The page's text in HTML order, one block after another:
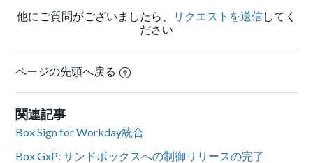
他にご質問がございましたら、 リクエストを送信してく
ださい
ページの先頭へ戻る
関連記事
Box Sign for Workday統合
Box GxP: サンドボックスへの制御リリースの完了